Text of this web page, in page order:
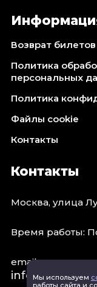
Возврат билетов
Политика
персональных
Политика
Файлы cookie
Контакты
Контакты
Москва, улица
Время работы:
email:
Мы используем
работы сайта и